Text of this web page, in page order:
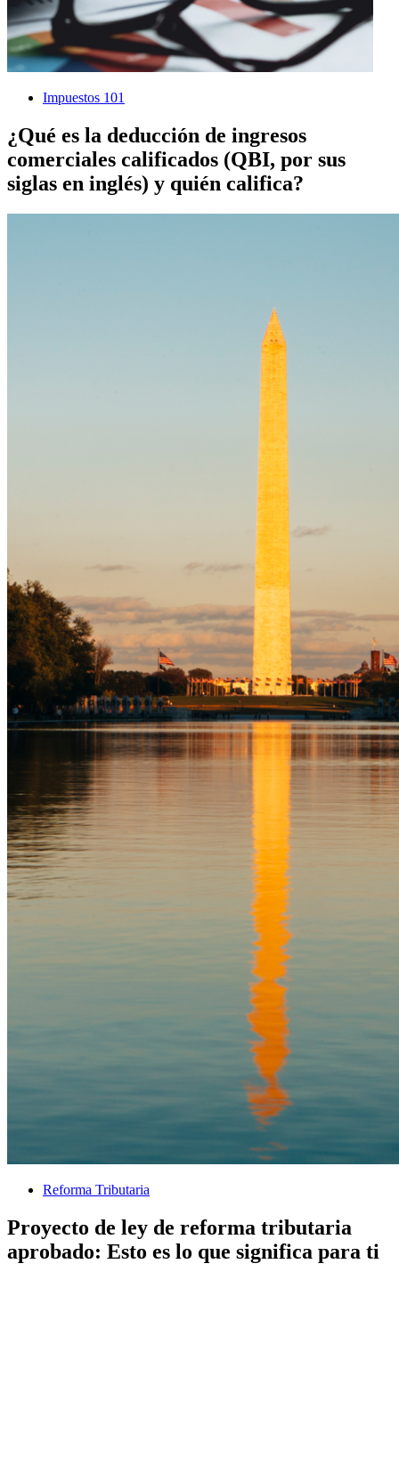
Impuestos 101
¿Qué es la deducción de ingresos
comerciales calificados (QBI, por sus
siglas en inglés) y quién califica?
Reforma Tributaria
Proyecto de ley de reforma tributaria
aprobado: Esto es lo que significa para ti